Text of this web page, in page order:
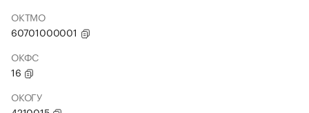
ОКТМО
60701000001
ОКФС
16
ОКОГУ